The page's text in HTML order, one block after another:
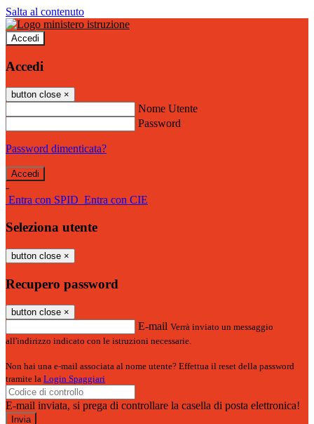
Salta al contenuto
Accedi
Accedi
button close ×
Nome Utente
Password
Password dimenticata?
-
Entra con SPID Entra con CIE
Seleziona utente
button close ×
Recupero password
button close ×
E-mail Verrà inviato un messaggio
all'indirizzo indicato con le istruzioni necessarie.
Non hai una e-mail associata al nome utente? Effettua il reset della password
tramite la Login Spaggiari
E-mail inviata, si prega di controllare la casella di posta elettronica!